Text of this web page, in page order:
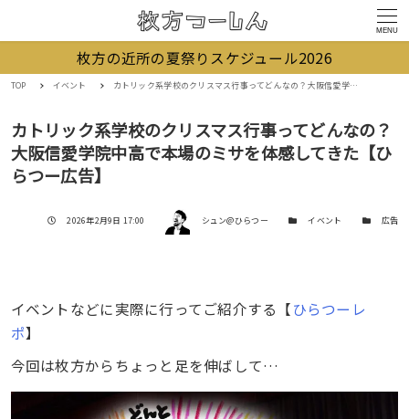
MENU
枚方の近所の夏祭りスケジュール2026
TOP イベント カトリック系学校のクリスマス行事ってどんなの？大阪信愛学院中高で本場のミサを体感してきた【ひらつー広告】
カトリック系学校のクリスマス行事ってどんなの？
大阪信愛学院中高で本場のミサを体感してきた【ひ
らつー広告】
投稿日
2026年2月9日 17:00 著者 シュン@ひらつー カテゴリー
イベント カテゴリー
広告
イベントなどに実際に行ってご紹介する【ひらつーレ
ポ】
今回は枚方からちょっと足を伸ばして…